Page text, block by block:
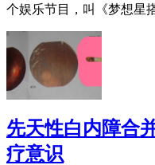
个娱乐节目，叫《梦想星
先天性白内障合
疗意识